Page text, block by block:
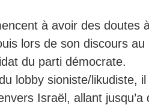
à avoir des doutes
lors de son discours au
du parti démocrate.
lobby sioniste/likudiste,
Israël, allant